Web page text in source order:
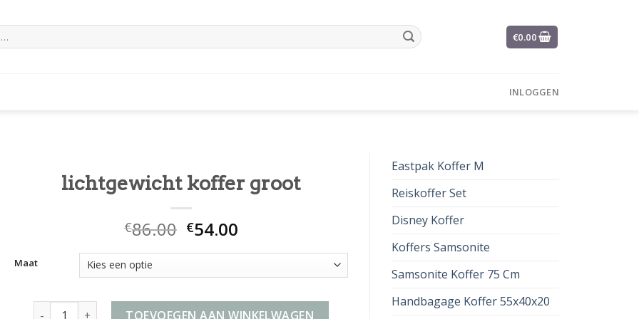
€0.00
INLOGGEN
Eastpak Koffer M
Reiskoffer Set
Disney Koffer
Koffers Samsonite
Samsonite Koffer 75 Cm
Handbagage Koffer 55x40x20
lichtgewicht koffer groot
€86.00 €54.00
Maat
lichtgewicht koffer groot aantalTOEVOEGEN AAN WINKELWAGEN